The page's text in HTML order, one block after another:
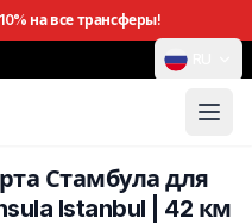
на все трансферы!
Стамбула для
Istanbul | 42 км